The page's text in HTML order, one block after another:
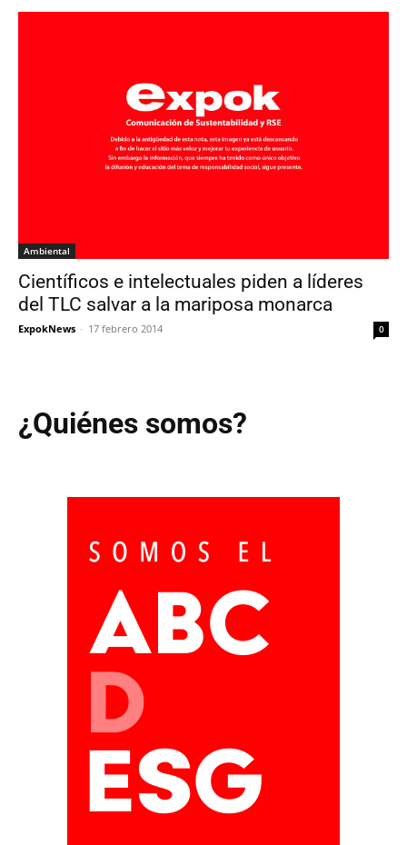
Ambiental
Científicos e intelectuales piden a líderes
del TLC salvar a la mariposa monarca
ExpokNews - 17 febrero 2014 0
¿Quiénes somos?